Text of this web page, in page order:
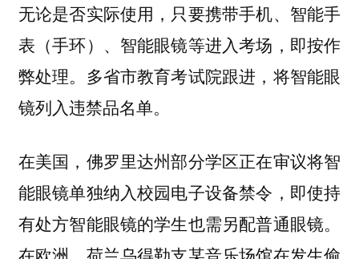
无论是否实际使用，只要携带手机、智能手
表（手环）、智能眼镜等进入考场，即按作
弊处理。多省市教育考试院跟进，将智能眼
镜列入违禁品名单。
在美国，佛罗里达州部分学区正在审议将智
能眼镜单独纳入校园电子设备禁令，即使持
有处方智能眼镜的学生也需另配普通眼镜。
在欧洲，荷兰乌得勒支某音乐场馆在发生偷